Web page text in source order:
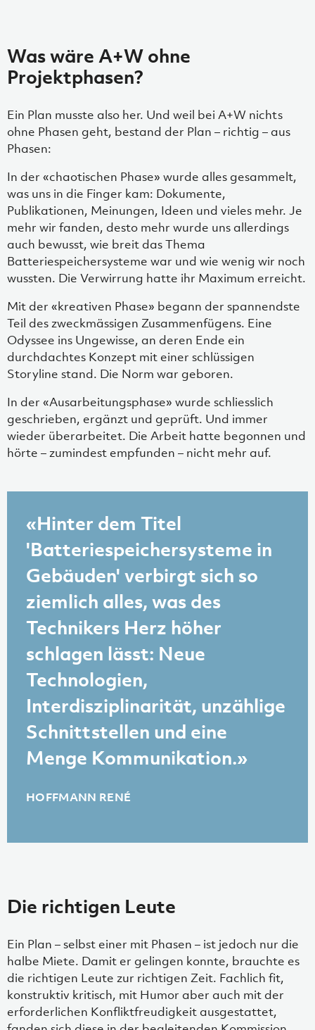
Was wäre A+W ohne
Projektphasen?
Ein Plan musste also her. Und weil bei A+W nichts
ohne Phasen geht, bestand der Plan – richtig – aus
Phasen:
In der «chaotischen Phase» wurde alles gesammelt,
was uns in die Finger kam: Dokumente,
Publikationen, Meinungen, Ideen und vieles mehr. Je
mehr wir fanden, desto mehr wurde uns allerdings
auch bewusst, wie breit das Thema
Batteriespeichersysteme war und wie wenig wir noch
wussten. Die Verwirrung hatte ihr Maximum erreicht.
Mit der «kreativen Phase» begann der spannendste
Teil des zweckmässigen Zusammenfügens. Eine
Odyssee ins Ungewisse, an deren Ende ein
durchdachtes Konzept mit einer schlüssigen
Storyline stand. Die Norm war geboren.
In der «Ausarbeitungsphase» wurde schliesslich
geschrieben, ergänzt und geprüft. Und immer
wieder überarbeitet. Die Arbeit hatte begonnen und
hörte – zumindest empfunden – nicht mehr auf.
«Hinter dem Titel
'Batteriespeichersysteme in
Gebäuden' verbirgt sich so
ziemlich alles, was des
Technikers Herz höher
schlagen lässt: Neue
Technologien,
Interdisziplinarität, unzählige
Schnittstellen und eine
Menge Kommunikation.»
HOFFMANN RENÉ
Die richtigen Leute
Ein Plan – selbst einer mit Phasen – ist jedoch nur die
halbe Miete. Damit er gelingen konnte, brauchte es
die richtigen Leute zur richtigen Zeit. Fachlich fit,
konstruktiv kritisch, mit Humor aber auch mit der
erforderlichen Konfliktfreudigkeit ausgestattet,